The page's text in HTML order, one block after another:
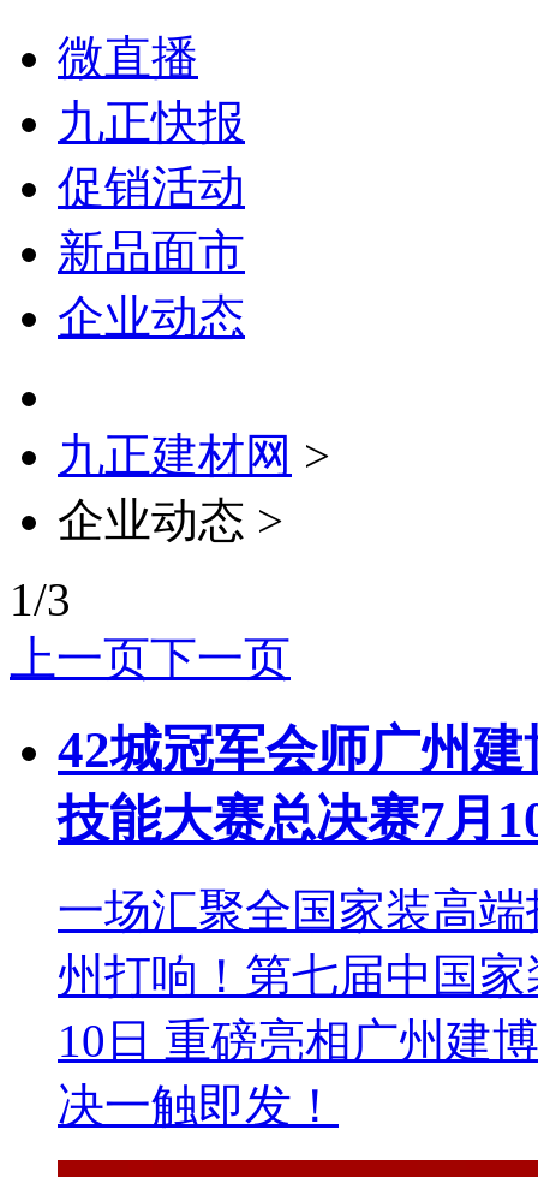
微直播
九正快报
促销活动
新品面市
企业动态
九正建材网 >
企业动态 >
1/3
上一页下一页
42城冠军会师广州
技能大赛总决赛7月
一场汇聚全国家装高
州打响！第七届中国
10日 重磅亮相广州建
决一触即发！